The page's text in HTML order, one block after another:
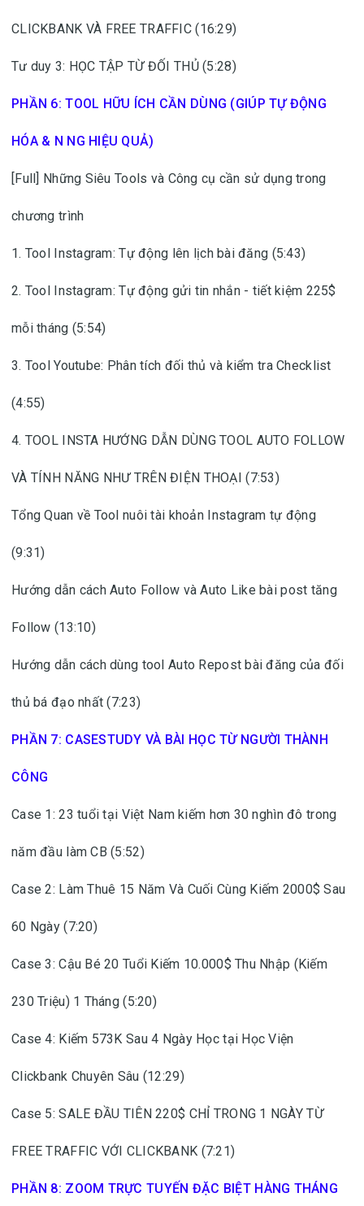
CLICKBANK VÀ FREE TRAFFIC (16:29)
Tư duy 3: HỌC TẬP TỪ ĐỐI THỦ (5:28)
PHẦN 6: TOOL HỮU ÍCH CẦN DÙNG (GIÚP TỰ ĐỘNG
HÓA & N NG HIỆU QUẢ)
[Full] Những Siêu Tools và Công cụ cần sử dụng trong
chương trình
1. Tool Instagram: Tự động lên lịch bài đăng (5:43)
2. Tool Instagram: Tự động gửi tin nhắn - tiết kiệm 225$
mỗi tháng (5:54)
3. Tool Youtube: Phân tích đối thủ và kiểm tra Checklist
(4:55)
4. TOOL INSTA HƯỚNG DẪN DÙNG TOOL AUTO FOLLOW
VÀ TÍNH NĂNG NHƯ TRÊN ĐIỆN THOẠI (7:53)
Tổng Quan về Tool nuôi tài khoản Instagram tự động
(9:31)
Hướng dẫn cách Auto Follow và Auto Like bài post tăng
Follow (13:10)
Hướng dẫn cách dùng tool Auto Repost bài đăng của đối
thủ bá đạo nhất (7:23)
PHẦN 7: CASESTUDY VÀ BÀI HỌC TỪ NGƯỜI THÀNH
CÔNG
Case 1: 23 tuổi tại Việt Nam kiếm hơn 30 nghìn đô trong
năm đầu làm CB (5:52)
Case 2: Làm Thuê 15 Năm Và Cuối Cùng Kiếm 2000$ Sau
60 Ngày (7:20)
Case 3: Cậu Bé 20 Tuổi Kiếm 10.000$ Thu Nhập (Kiếm
230 Triệu) 1 Tháng (5:20)
Case 4: Kiếm 573K Sau 4 Ngày Học tại Học Viện
Clickbank Chuyên Sâu (12:29)
Case 5: SALE ĐẦU TIÊN 220$ CHỈ TRONG 1 NGÀY TỪ
FREE TRAFFIC VỚI CLICKBANK (7:21)
PHẦN 8: ZOOM TRỰC TUYẾN ĐẶC BIỆT HÀNG THÁNG